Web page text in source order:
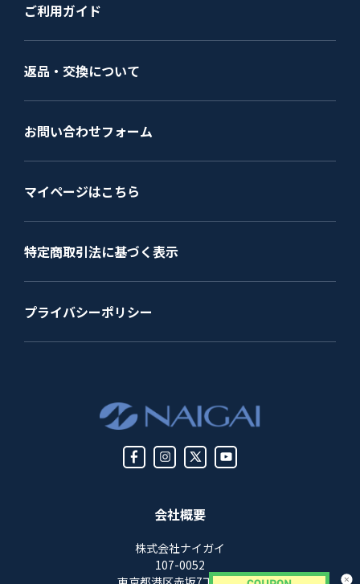
会社概要
株式会社ナイガイ
107-0052
ご利用ガイド
返品・交換について
お問い合わせフォーム
マイページはこちら
特定商取引法に基づく表示
プライバシーポリシー